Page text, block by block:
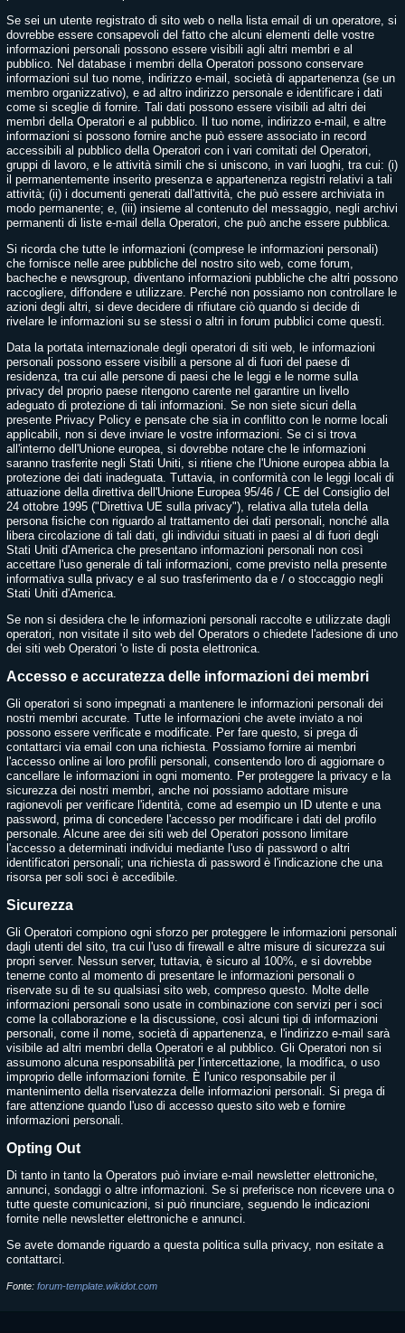
Se sei un utente registrato di sito web o nella lista email di un operatore, si
dovrebbe essere consapevoli del fatto che alcuni elementi delle vostre
informazioni personali possono essere visibili agli altri membri e al
pubblico. Nel database i membri della Operatori possono conservare
informazioni sul tuo nome, indirizzo e-mail, società di appartenenza (se un
membro organizzativo), e ad altro indirizzo personale e identificare i dati
come si sceglie di fornire. Tali dati possono essere visibili ad altri dei
membri della Operatori e al pubblico. Il tuo nome, indirizzo e-mail, e altre
informazioni si possono fornire anche può essere associato in record
accessibili al pubblico della Operatori con i vari comitati del Operatori,
gruppi di lavoro, e le attività simili che si uniscono, in vari luoghi, tra cui: (i)
il permanentemente inserito presenza e appartenenza registri relativi a tali
attività; (ii) i documenti generati dall'attività, che può essere archiviata in
modo permanente; e, (iii) insieme al contenuto del messaggio, negli archivi
permanenti di liste e-mail della Operatori, che può anche essere pubblica.
Si ricorda che tutte le informazioni (comprese le informazioni personali)
che fornisce nelle aree pubbliche del nostro sito web, come forum,
bacheche e newsgroup, diventano informazioni pubbliche che altri possono
raccogliere, diffondere e utilizzare. Perché non possiamo non controllare le
azioni degli altri, si deve decidere di rifiutare ciò quando si decide di
rivelare le informazioni su se stessi o altri in forum pubblici come questi.
Data la portata internazionale degli operatori di siti web, le informazioni
personali possono essere visibili a persone al di fuori del paese di
residenza, tra cui alle persone di paesi che le leggi e le norme sulla
privacy del proprio paese ritengono carente nel garantire un livello
adeguato di protezione di tali informazioni. Se non siete sicuri della
presente Privacy Policy e pensate che sia in conflitto con le norme locali
applicabili, non si deve inviare le vostre informazioni. Se ci si trova
all'interno dell'Unione europea, si dovrebbe notare che le informazioni
saranno trasferite negli Stati Uniti, si ritiene che l'Unione europea abbia la
protezione dei dati inadeguata. Tuttavia, in conformità con le leggi locali di
attuazione della direttiva dell'Unione Europea 95/46 / CE del Consiglio del
24 ottobre 1995 ("Direttiva UE sulla privacy"), relativa alla tutela della
persona fisiche con riguardo al trattamento dei dati personali, nonché alla
libera circolazione di tali dati, gli individui situati in paesi al di fuori degli
Stati Uniti d'America che presentano informazioni personali non così
accettare l'uso generale di tali informazioni, come previsto nella presente
informativa sulla privacy e al suo trasferimento da e / o stoccaggio negli
Stati Uniti d'America.
Se non si desidera che le informazioni personali raccolte e utilizzate dagli
operatori, non visitate il sito web del Operators o chiedete l'adesione di uno
dei siti web Operatori 'o liste di posta elettronica.
Accesso e accuratezza delle informazioni dei membri
Gli operatori si sono impegnati a mantenere le informazioni personali dei
nostri membri accurate. Tutte le informazioni che avete inviato a noi
possono essere verificate e modificate. Per fare questo, si prega di
contattarci via email con una richiesta. Possiamo fornire ai membri
l'accesso online ai loro profili personali, consentendo loro di aggiornare o
cancellare le informazioni in ogni momento. Per proteggere la privacy e la
sicurezza dei nostri membri, anche noi possiamo adottare misure
ragionevoli per verificare l'identità, come ad esempio un ID utente e una
password, prima di concedere l'accesso per modificare i dati del profilo
personale. Alcune aree dei siti web del Operatori possono limitare
l'accesso a determinati individui mediante l'uso di password o altri
identificatori personali; una richiesta di password è l'indicazione che una
risorsa per soli soci è accedibile.
Sicurezza
Gli Operatori compiono ogni sforzo per proteggere le informazioni personali
dagli utenti del sito, tra cui l'uso di firewall e altre misure di sicurezza sui
propri server. Nessun server, tuttavia, è sicuro al 100%, e si dovrebbe
tenerne conto al momento di presentare le informazioni personali o
riservate su di te su qualsiasi sito web, compreso questo. Molte delle
informazioni personali sono usate in combinazione con servizi per i soci
come la collaborazione e la discussione, così alcuni tipi di informazioni
personali, come il nome, società di appartenenza, e l'indirizzo e-mail sarà
visibile ad altri membri della Operatori e al pubblico. Gli Operatori non si
assumono alcuna responsabilità per l'intercettazione, la modifica, o uso
improprio delle informazioni fornite. È l'unico responsabile per il
mantenimento della riservatezza delle informazioni personali. Si prega di
fare attenzione quando l'uso di accesso questo sito web e fornire
informazioni personali.
Opting Out
Di tanto in tanto la Operators può inviare e-mail newsletter elettroniche,
annunci, sondaggi o altre informazioni. Se si preferisce non ricevere una o
tutte queste comunicazioni, si può rinunciare, seguendo le indicazioni
fornite nelle newsletter elettroniche e annunci.
Se avete domande riguardo a questa politica sulla privacy, non esitate a
contattarci.
Fonte: forum-template.wikidot.com